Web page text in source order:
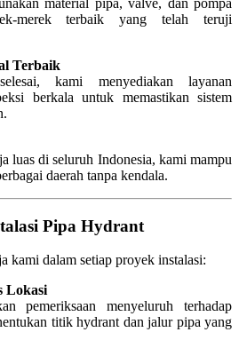
merek terbaik yang telah teruji
Terbaik
kami menyediakan layanan
berkala untuk memastikan sistem
luas di seluruh Indonesia, kami mampu
daerah tanpa kendala.
Pipa Hydrant
kami dalam setiap proyek instalasi:
Lokasi
pemeriksaan menyeluruh terhadap
titik hydrant dan jalur pipa yang